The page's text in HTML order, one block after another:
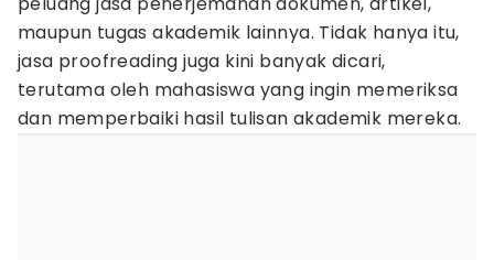
maupun tugas akademik lainnya. Tidak hanya itu,
jasa proofreading juga kini banyak dicari,
terutama oleh mahasiswa yang ingin memeriksa
dan memperbaiki hasil tulisan akademik mereka.